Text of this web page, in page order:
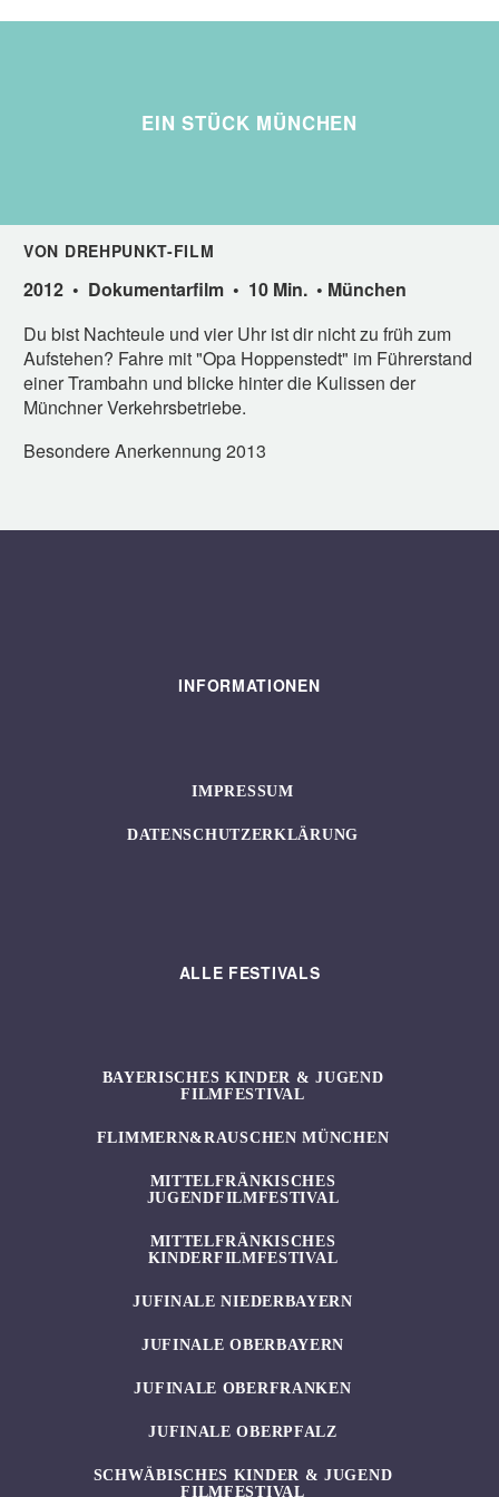
EIN STÜCK MÜNCHEN
VON DREHPUNKT-FILM
2012 • Dokumentarfilm • 10 Min. • München
Du bist Nachteule und vier Uhr ist dir nicht zu früh zum
Aufstehen? Fahre mit "Opa Hoppenstedt" im Führerstand
einer Trambahn und blicke hinter die Kulissen der
Münchner Verkehrsbetriebe.
Besondere Anerkennung 2013
INFORMATIONEN
IMPRESSUM
DATENSCHUTZERKLÄRUNG
ALLE FESTIVALS
BAYERISCHES KINDER & JUGEND
FILMFESTIVAL
FLIMMERN&RAUSCHEN MÜNCHEN
MITTELFRÄNKISCHES
JUGENDFILMFESTIVAL
MITTELFRÄNKISCHES
KINDERFILMFESTIVAL
JUFINALE NIEDERBAYERN
JUFINALE OBERBAYERN
JUFINALE OBERFRANKEN
JUFINALE OBERPFALZ
SCHWÄBISCHES KINDER & JUGEND
FILMFESTIVAL